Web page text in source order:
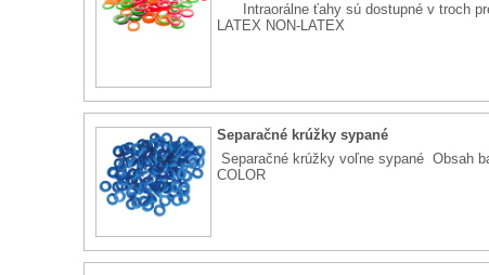
Intraorálne ťahy sú dostupné v troch
LATEX NON-LATEX
Separačné krúžky sypané
Separačné krúžky voľne sypané Obsah
COLOR